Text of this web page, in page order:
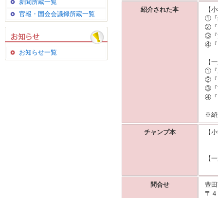
新聞所蔵一覧
官報・国会会議録所蔵一覧
お知らせ一覧
紹介された本
【
①『
②『
③『
④『
【
①『
②『
③『
④『
※紹
チャンプ本
【
【
問合せ
豊
〒